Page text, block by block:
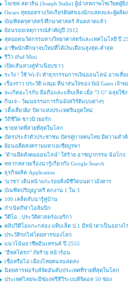
โจเซฟ สตาลิน (Joseph Stalin) ผู้นำสหภาพโซเวียตผู้ยิ่
Oscars สุดยอดรางวัลเกียรติยศของนักแสดงและผู้ผลิ
บัณฑิตครุศาสตร์/ศึกษาศาสตร์ ล้นตลาดแล้ว
ย้อนรอยเหตุการณ์สำคัญปี 2012
สุดยอดนวัตกรรมทางวิทยาศาสตร์และเทคโนโลยี ปี
อาชีพนักศึกษาจบใหม่ที่ได้เงินเดือนสูงสุด-ต่ำสุด
รีวิว iPad Mini
เปิดเส้นทางสู่ทำเนียบขาว
ระวัง ! ใช้ Wi-Fi ทำธุรกรรมการเงินออนไลน์ อาจเสี่
เรื่องราว ประวัติ แง่มุม ที่น่าสนใจของ Bill Gates เจ้าพ่
จะเกิดอะไรกับ มือถือและแท็บเล็ต เมื่อ "3 G" ฉลุยใช้
กินเจ - วัฒนธรรมการกินมังสวิรัติแบบต่างๆ
'เติ้งเสี่ยวผิง' บิดาแห่งประเทศจีนยุคใหม่
วิถีชีวิต ชาวนิวยอร์ก
ชายหาดที่สวยที่สุดในโลก
บัตรประจำตัวประชาชน บัตรคู่กายคนไทย มีความสำ
ย้อนอดีตสงครามมหาเอเซียบูรพา
"ด้านมืดสังคมออนไลน์" ใส่ร้าย อาชญากรรม ฉ้อโกง
หลากหลายเรื่องน่ารู้เกี่ยวกับ Google Search
ธุรกิจผลิต Application
'นาซา' เดินหน้าแกะรอยสิ่งมีชีวิตบนดาวอังคาร
บัณฑิตปริญญาตรี ตกงาน 1 ใน 3
100 เคล็ดลับน่ารู้คู่บ้าน
กำเนิดกีฬาโอลิมปิก
วีดีโอ...ประวัติศาสตร์อเมริกา
คลิปวีดีโอแกะกล่อง แท็บเล็ต ป.1 มีหน้าตาเป็นอย่างไ
ประวัติรถไฟโดยสารของโลก
แนวโน้มอาชีพอินเทรนด์ ปี 2555
"ฮีทสโตรก" ภัยร้าย หน้าร้อน
เชื่อหรือไม่ เมืองไทยคนจนลดลง
นิตยสารฟอร์บส์จัดอันดับประเทศที่รวยที่สุดในโลก
ประเทศไทยจะมีช่องฟรีทีวีระบบดิจิตอล 50 ช่อง